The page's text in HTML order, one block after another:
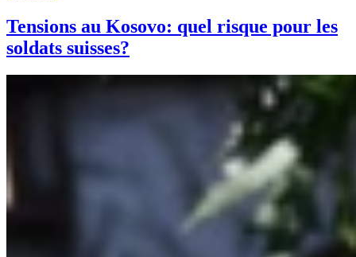
Tensions au Kosovo: quel risque pour les
soldats suisses?